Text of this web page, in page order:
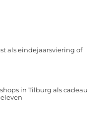
als eindejaarsviering of
in Tilburg als cadeau